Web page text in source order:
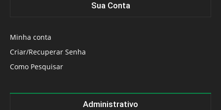
Sua Conta
Minha conta
Criar/Recuperar Senha
Como Pesquisar
Administrativo